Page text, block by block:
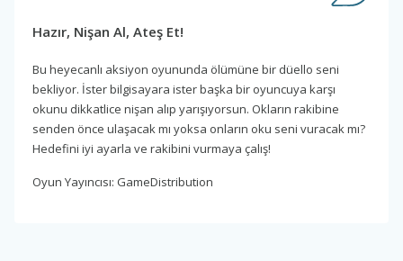
Hazır, Nişan Al, Ateş Et!
Bu heyecanlı aksiyon oyununda ölümüne bir düello seni
bekliyor. İster bilgisayara ister başka bir oyuncuya karşı
okunu dikkatlice nişan alıp yarışıyorsun. Okların rakibine
senden önce ulaşacak mı yoksa onların oku seni vuracak mı?
Hedefini iyi ayarla ve rakibini vurmaya çalış!
Oyun Yayıncısı: GameDistribution